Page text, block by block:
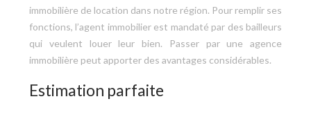
immobilière de location dans notre région. Pour remplir ses
fonctions, l’agent immobilier est mandaté par des bailleurs
qui veulent louer leur bien. Passer par une agence
immobilière peut apporter des avantages considérables.
Estimation parfaite